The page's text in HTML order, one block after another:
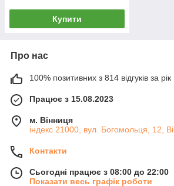
Купити
Про нас
100% позитивних з 814 відгуків за рік
Працює з 15.08.2023
м. Вінниця
індекс 21000, вул. Богомольця, 12,
Контакти
Сьогодні працює з 08:00 до 22:00
Показати весь графік роботи